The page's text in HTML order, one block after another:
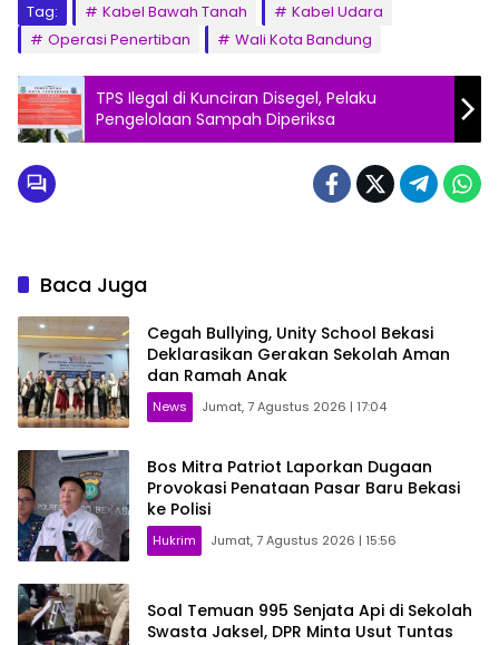
Tag: Kabel Bawah Tanah
Kabel Udara
Operasi Penertiban
Wali Kota Bandung
TPS Ilegal di Kunciran Disegel, Pelaku
Pengelolaan Sampah Diperiksa
Baca Juga
Cegah Bullying, Unity School Bekasi
Deklarasikan Gerakan Sekolah Aman
dan Ramah Anak
News Jumat, 7 Agustus 2026 | 17:04
Bos Mitra Patriot Laporkan Dugaan
Provokasi Penataan Pasar Baru Bekasi
ke Polisi
Hukrim Jumat, 7 Agustus 2026 | 15:56
Soal Temuan 995 Senjata Api di Sekolah
Swasta Jaksel, DPR Minta Usut Tuntas